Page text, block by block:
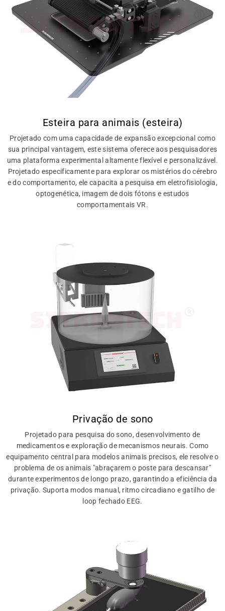
Esteira para animais (esteira)
Projetado com uma capacidade de expansão excepcional como
sua principal vantagem, este sistema oferece aos pesquisadores
uma plataforma experimental altamente flexível e personalizável.
Projetado especificamente para explorar os mistérios do cérebro
e do comportamento, ele capacita a pesquisa em eletrofisiologia,
optogenética, imagem de dois fótons e estudos
comportamentais VR.
Privação de sono
Projetado para pesquisa do sono, desenvolvimento de
medicamentos e exploração de mecanismos neurais. Como
equipamento central para modelos animais precisos, ele resolve o
problema de os animais "abraçarem o poste para descansar"
durante experimentos de longo prazo, garantindo a eficiência da
privação. Suporta modos manual, ritmo circadiano e gatilho de
loop fechado EEG.